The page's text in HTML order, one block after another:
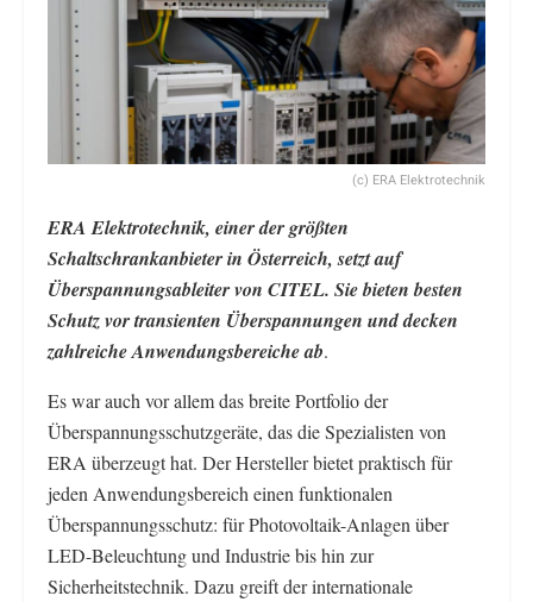
(c) ERA Elektrotechnik
ERA Elektrotechnik, einer der größten
Schaltschrankanbieter in Österreich, setzt auf
Überspannungsableiter von CITEL. Sie bieten besten
Schutz vor transienten Überspannungen und decken
zahlreiche Anwendungsbereiche ab.
Es war auch vor allem das breite Portfolio der
Überspannungsschutzgeräte, das die Spezialisten von
ERA überzeugt hat. Der Hersteller bietet praktisch für
jeden Anwendungsbereich einen funktionalen
Überspannungsschutz: für Photovoltaik-Anlagen über
LED-Beleuchtung und Industrie bis hin zur
Sicherheitstechnik. Dazu greift der internationale